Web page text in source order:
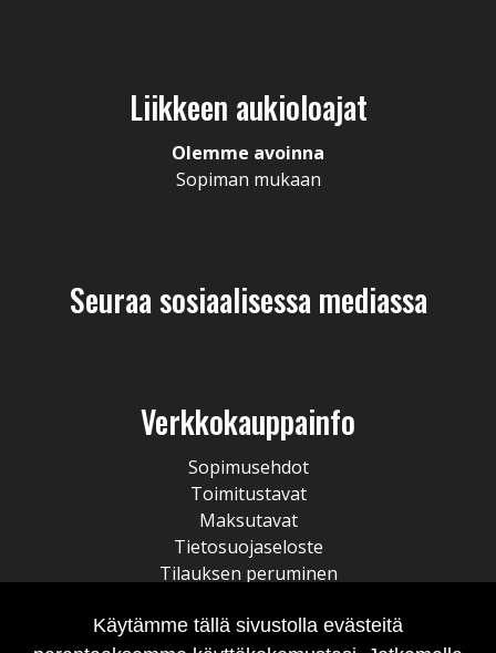
Liikkeen aukioloajat
Olemme avoinna
Sopiman mukaan
Seuraa sosiaalisessa mediassa
Verkkokauppainfo
Sopimusehdot
Toimitustavat
Maksutavat
Tietosuojaseloste
Tilauksen peruminen
Käytämme tällä sivustolla evästeitä